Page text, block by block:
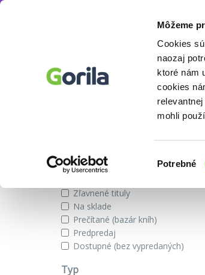
Môžeme
Cookies
naozaj
ktoré nám
cookies
mohli
súhlasu
Potrebné
John Carpenter
John Carpenter
Zobraziť iba
Zľavnené tituly
Na sklade
Prečítané (bazár kníh)
Predpredaj
Dostupné (bez vypredaných)
Typ